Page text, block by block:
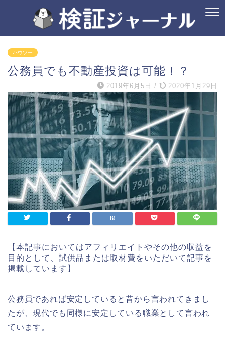
ハウツー
公務員でも不動産投資は可能！？
2019年6月5日 / 2020年1月29日
【本記事においてはアフィリエイトやその他の収益を
目的として、試供品または取材費をいただいて記事を
掲載しています】
公務員であれば安定していると昔から言われてきまし
たが、現代でも同様に安定している職業として言われ
ています。